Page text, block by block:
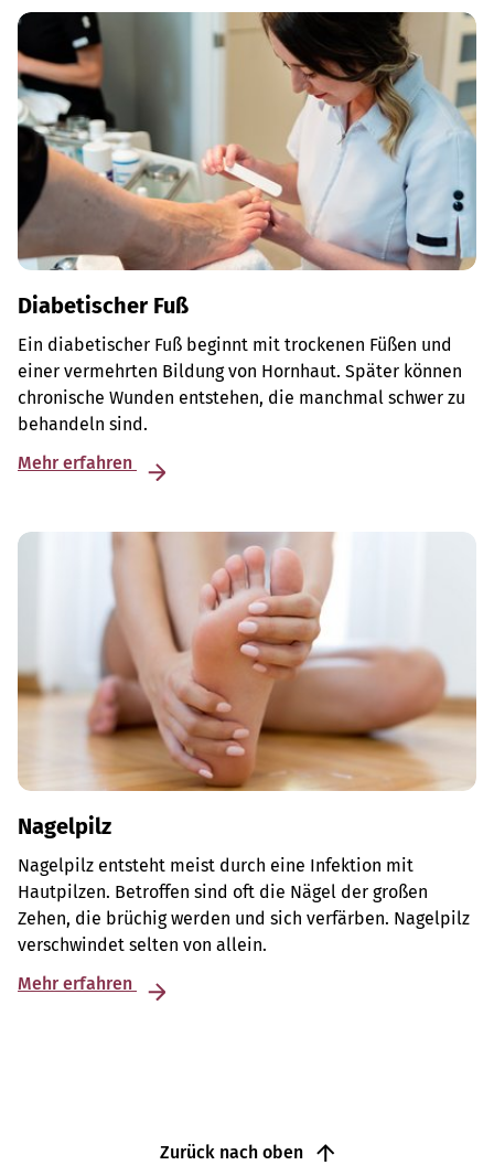
Diabetischer Fuß
Ein diabetischer Fuß beginnt mit trockenen Füßen und
einer vermehrten Bildung von Hornhaut. Später können
chronische Wunden entstehen, die manchmal schwer zu
behandeln sind.
Mehr erfahren
Nagelpilz
Nagelpilz entsteht meist durch eine Infektion mit
Hautpilzen. Betroffen sind oft die Nägel der großen
Zehen, die brüchig werden und sich verfärben. Nagelpilz
verschwindet selten von allein.
Mehr erfahren
Zurück nach oben